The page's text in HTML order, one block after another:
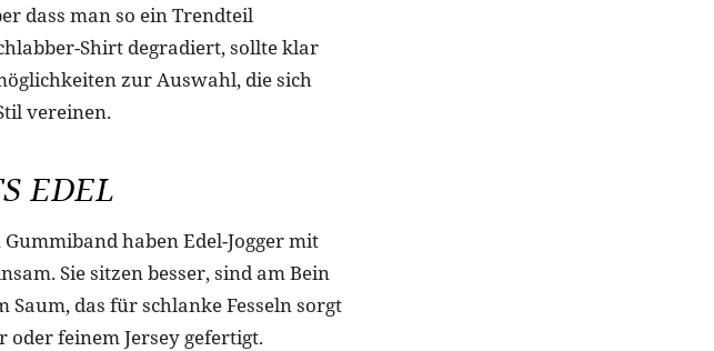
dass man so ein Trendteil
Shirt degradiert, sollte klar
zur Auswahl, die sich
vereinen.
EDEL
haben Edel-Jogger mit
Sie sitzen besser, sind am Bein
das für schlanke Fesseln sorgt
oder feinem Jersey gefertigt.